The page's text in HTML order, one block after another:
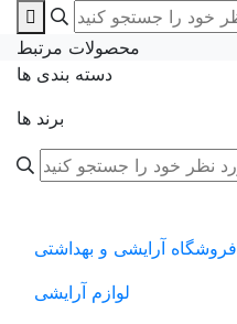
دسته بندی ها
برند ها
محصولات مرتبط
فروشگاه آرایشی و بهداشتی
لوازم آرایشی